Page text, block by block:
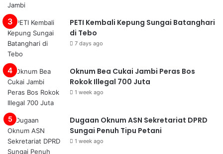
PETI Kembali Kepung Sungai Batanghari
di Tebo
7 days ago
Oknum Bea Cukai Jambi Peras Bos
Rokok Illegal 700 Juta
1 week ago
Dugaan Oknum ASN Sekretariat DPRD
Sungai Penuh Tipu Petani
1 week ago